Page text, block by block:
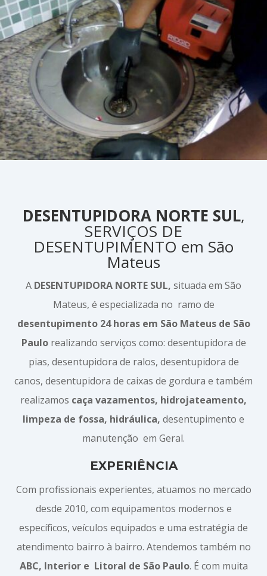
DESENTUPIDORA NORTE SUL,
SERVIÇOS DE
DESENTUPIMENTO em São
Mateus
A DESENTUPIDORA NORTE SUL, situada em São
Mateus, é especializada no ramo de
desentupimento 24 horas em São Mateus de São
Paulorealizando serviços como: desentupidora de
pias, desentupidora de ralos, desentupidora de
canos, desentupidora de caixas de gordura e também
realizamos caça vazamentos, hidrojateamento,
limpeza de fossa, hidráulica, desentupimento e
manutenção em Geral.
EXPERIÊNCIA
Com profissionais experientes, atuamos no mercado
desde 2010, com equipamentos modernos e
específicos, veículos equipados e uma estratégia de
atendimento bairro à bairro. Atendemos também no
ABC, Interior e Litoral de São Paulo. É com muita